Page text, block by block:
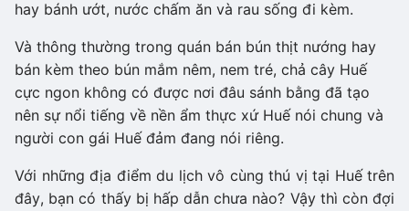
hay bánh ướt, nước chấm ăn và rau sống đi kèm.
Và thông thường trong quán bán bún thịt nướng hay
bán kèm theo bún mắm nêm, nem tré, chả cây Huế
cực ngon không có được nơi đâu sánh bằng đã tạo
nên sự nổi tiếng về nền ẩm thực xứ Huế nói chung và
người con gái Huế đảm đang nói riêng.
Với những địa điểm du lịch vô cùng thú vị tại Huế trên
đây, bạn có thấy bị hấp dẫn chưa nào? Vậy thì còn đợi